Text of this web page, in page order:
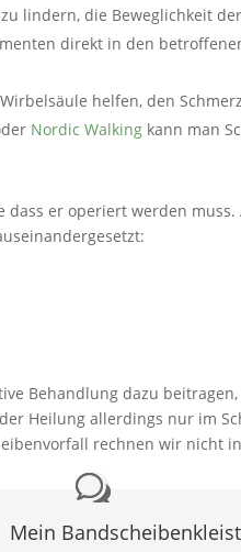
lindern, die Beweglichkeit
direkt in den
helfen, den
Nordic Walking kann man
er operiert werden
Behandlung dazu
Heilung allerdings nur im
rechnen wir nicht
Mein